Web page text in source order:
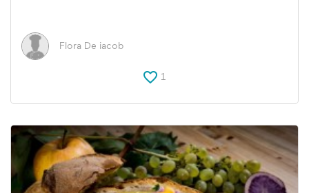
Flora De iacob
1